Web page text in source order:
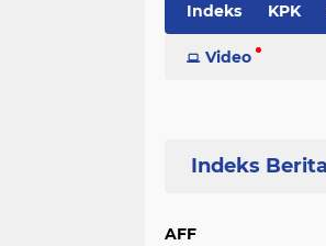
Indeks KPK
Video
AFF